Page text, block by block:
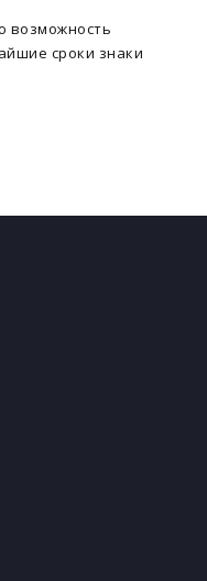
возможность
сроки знаки